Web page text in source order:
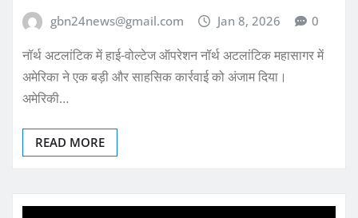
gbn24news@gmail.com Jan 8, 2026 0
नॉर्थ अटलांटिक में हाई-वोल्टेज ऑपरेशन नॉर्थ अटलांटिक महासागर में
अमेरिका ने एक बड़ी और साहसिक कार्रवाई को अंजाम दिया।
अमेरिकी…
READ MORE